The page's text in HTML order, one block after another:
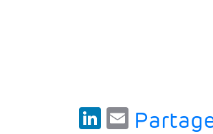
LinkedIn
Email